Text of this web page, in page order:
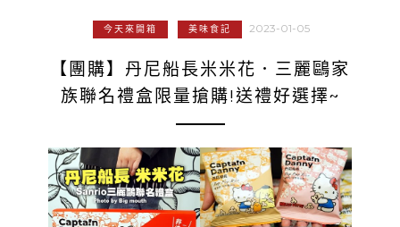
今天來開箱 美味食記 2023-01-05
【團購】丹尼船長米米花．三麗鷗家
族聯名禮盒限量搶購!送禮好選擇~